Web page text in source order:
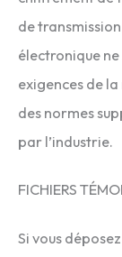
de
électronique ne
exigences de
des normes
par l’industrie.
FICHIERS
Si vous